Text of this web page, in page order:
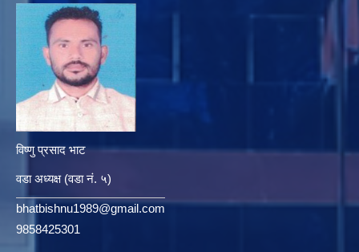
विष्णु प्रसाद भाट
वडा अध्यक्ष (वडा नं. ५)
bhatbishnu1989@gmail.com
9858425301